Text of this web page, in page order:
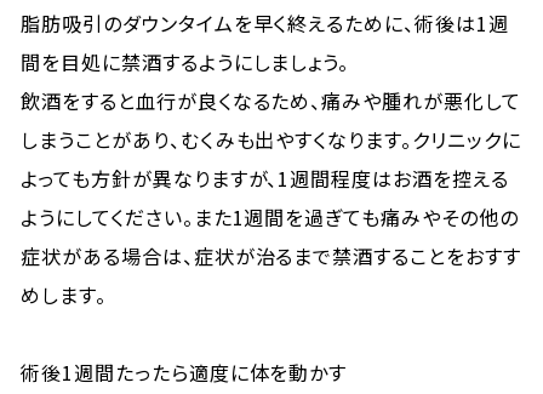
脂肪吸引のダウンタイムを早く終えるために、術後は1週
間を目処に禁酒するようにしましょう。
飲酒をすると血行が良くなるため、痛みや腫れが悪化して
しまうことがあり、むくみも出やすくなります。クリニックに
よっても方針が異なりますが、1週間程度はお酒を控える
ようにしてください。また1週間を過ぎても痛みやその他の
症状がある場合は、症状が治るまで禁酒することをおすす
めします。
術後1週間たったら適度に体を動かす